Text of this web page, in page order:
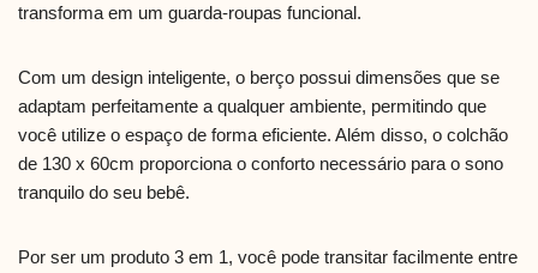
transforma em um guarda-roupas funcional.
Com um design inteligente, o berço possui dimensões que se
adaptam perfeitamente a qualquer ambiente, permitindo que
você utilize o espaço de forma eficiente. Além disso, o colchão
de 130 x 60cm proporciona o conforto necessário para o sono
tranquilo do seu bebê.
Por ser um produto 3 em 1, você pode transitar facilmente entre